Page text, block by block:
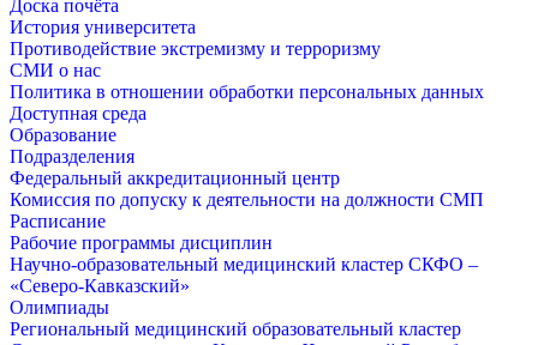
Доска почёта
История университета
Противодействие экстремизму и терроризму
СМИ о нас
Политика в отношении обработки персональных данных
Доступная среда
Образование
Подразделения
Федеральный аккредитационный центр
Комиссия по допуску к деятельности на должности СМП
Расписание
Рабочие программы дисциплин
Научно-образовательный медицинский кластер СКФО –
«Северо-Кавказский»
Олимпиады
Региональный медицинский образовательный кластер